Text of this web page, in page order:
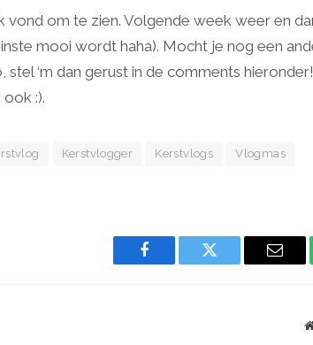
om te zien. Volgende week weer en
mooi wordt haha). Mocht je nog een
‘m dan gerust in de comments
:).
Kerstvlogger Kerstvlogs Vlogmas
Facebook Twitter Email